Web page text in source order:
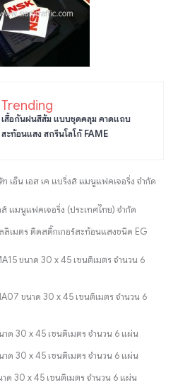
Trending
เสื้อกันฝนสีส้ม แบบชุดคลุม คาดแถบ
สะท้อนแสง สกรีนโลโก้ FAME
เอ็น เอส เค แบริ่งส์ แมนูแฟคเจอริ่ง จํากัด
แมนูแฟคเจอริ่ง (ประเทศไทย) จํากัด
เมตร ติดสติ๊กเกอร์สะท้อนแสงชนิด EG
ขนาด 30 x 45 เซนติเมตร จำนวน 6
ขนาด 30 x 45 เซนติเมตร จำนวน 6
าด 30 x 45 เซนติเมตร จำนวน 6 แผ่น
าด 30 x 45 เซนติเมตร จำนวน 6 แผ่น
ด 30 x 45 เซนติเมตร จำนวน 6 แผ่น